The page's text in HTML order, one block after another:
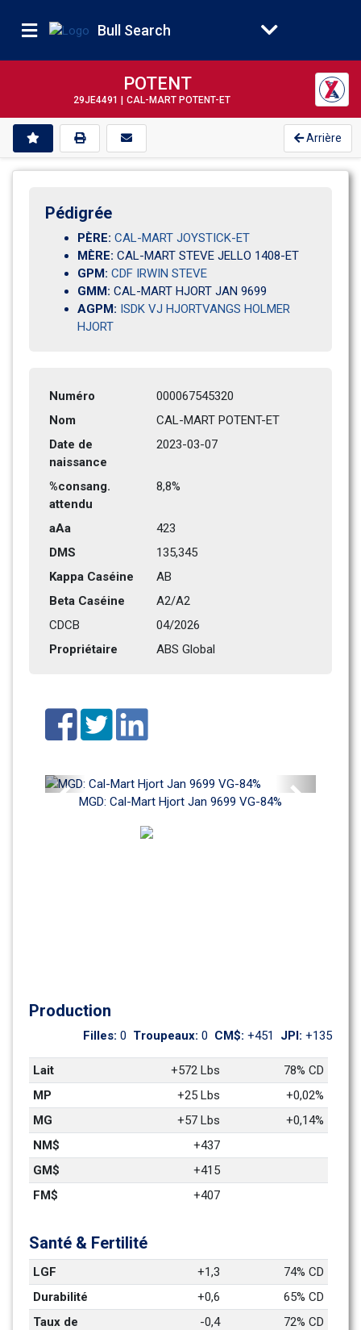
Bull Search
POTENT
29JE4491 | CAL-MART POTENT-ET
Arrière
Pédigrée
PÈRE: CAL-MART JOYSTICK-ET
MÈRE: CAL-MART STEVE JELLO 1408-ET
GPM: CDF IRWIN STEVE
GMM:
AGPM: ISDK VJ HJORTVANGS HOLMER
HJORT
Numéro
000067545320
Nom
CAL-MART POTENT-ET
Date de
naissance
2023-03-07
%consang.
attendu
8,8%
aAa
423
DMS
135,345
Kappa Caséine
AB
Beta Caséine
A2/A2
CDCB
04/2026
Propriétaire
ABS Global
MGD: Cal-Mart Hjort Jan 9699 VG-84%
Previous
Production
Filles: 0 Troupeaux: 0 CM$: +451 JPI: +135
Lait +572 Lbs
78% CD
MP
+25 Lbs
+0,02%
MG
+57 Lbs
+0,14%
NM$
+437
GM$
+415
FM$
+407
Santé & Fertilité
LGF +1,3
74% CD
Durabilité
+0,6
65% CD
Taux de
-0,4 72% CD